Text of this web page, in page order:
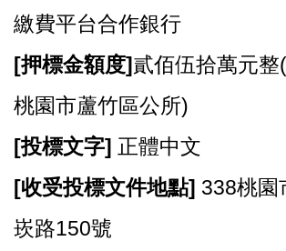
繳費平台合作銀行
[押標金額度]貳佰伍拾萬元整
桃園市蘆竹區公所)
[投標文字] 正體中文
[收受投標文件地點] 338桃園
崁路150號